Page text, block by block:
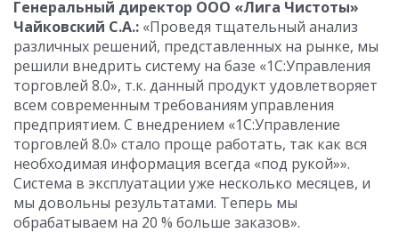
Генеральный директор ООО «Лига Чистоты»
Чайковский С.А.: «Проведя тщательный анализ
различных решений, представленных на рынке, мы
решили внедрить систему на базе «1С:Управления
торговлей 8.0», т.к. данный продукт удовлетворяет
всем современным требованиям управления
предприятием. С внедрением «1С:Управление
торговлей 8.0» стало проще работать, так как вся
необходимая информация всегда «под рукой»».
Система в эксплуатации уже несколько месяцев, и
мы довольны результатами. Теперь мы
обрабатываем на 20 % больше заказов».